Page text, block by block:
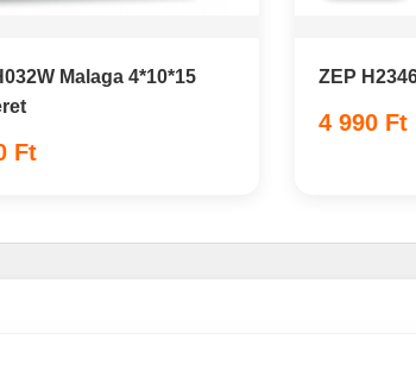
Malaga 4*10*15
Ft
ZEP
4 990 Ft